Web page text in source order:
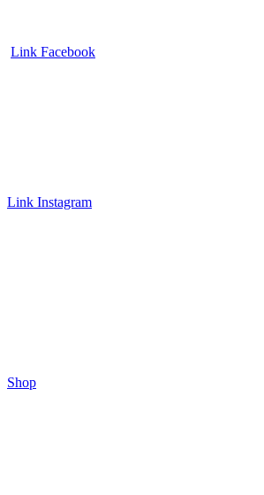
Link Facebook
Link Instagram
Shop